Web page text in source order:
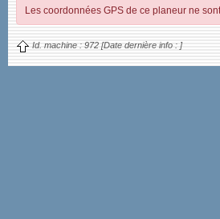
Les coordonnées GPS de ce planeur ne
Id. machine : 972 [Date dernière info : ]